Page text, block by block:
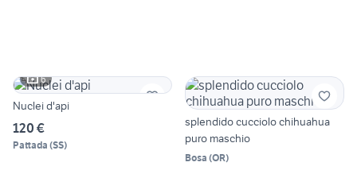
6
Nuclei d'api
120 €
Pattada (SS)
splendido cucciolo chihuahua
puro maschio
Bosa (OR)